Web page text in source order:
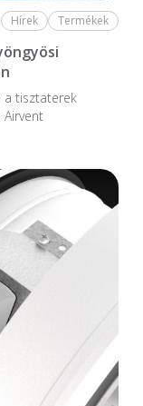
Hírek Termékek
a tiszta­terek